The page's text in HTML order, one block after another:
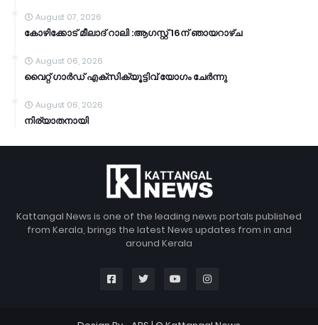
August 07, 2026
കോഴിക്കോട് മീലാദ് റാലി :ആഗസ്റ്റ് 16ന് ഞായറാഴ്ച
August 06, 2026
വൈറ്റ് ഗാർഡ് എക്സിക്യൂട്ടിവ് യോഗം ചേർന്നു
August 06, 2026
നിര്യാതനായി
Kattangal News is one of the leading news portals published
from Kerala, brings the latest News updates from in and
around Kerala